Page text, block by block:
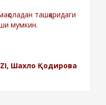
ташқаридаги
мумкин.
Шахло Қодирова